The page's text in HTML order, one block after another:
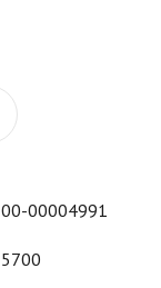
00-00004991
5700